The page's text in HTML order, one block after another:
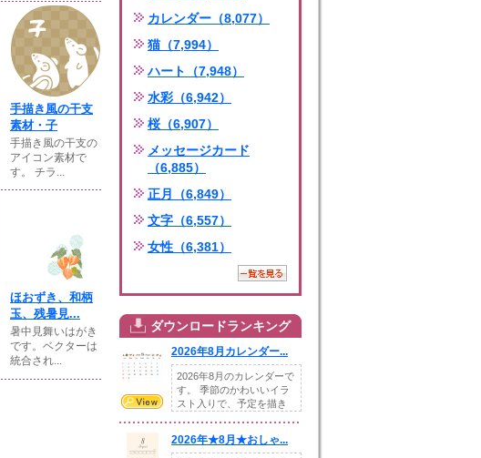
手描き風の干支
素材・子
手描き風の干支の
アイコン素材で
す。 チラ...
ほおずき、和柄
玉、残暑見...
暑中見舞いはがき
です。ベクターは
統合され...
カレンダー（8,077）
猫（7,994）
ハート（7,948）
水彩（6,942）
桜（6,907）
メッセージカード
（6,885）
正月（6,849）
文字（6,557）
女性（6,381）
ダウンロードランキング
2026年8月カレンダー...
2026年8月のカレンダーで
す。 季節のかわいいイラ
スト入りで、予定を描き
2026年★8月★おしゃ...